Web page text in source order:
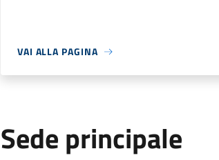
VAI ALLA PAGINA
Sede principale